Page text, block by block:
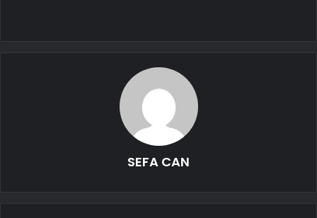
SEFA CAN